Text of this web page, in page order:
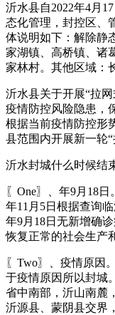
沂水县自2022年4月
态化管理，封控区、
体说明如下：解除静
家湖镇、高桥镇、诸
家林村。其他区域：
沂水县关于开展“拉
疫情防控风险隐患，
根据当前疫情防控形
县范围内开展新一轮“
沂水封城什么时候结
〖One〗、年9月18
年11月5日根据查询
年9月18日无新增确
恢复正常的社会生产
〖Two〗、疫情原因
于疫情原因所以封城
省中南部，沂山南麓
沂源县、蒙阴县交界